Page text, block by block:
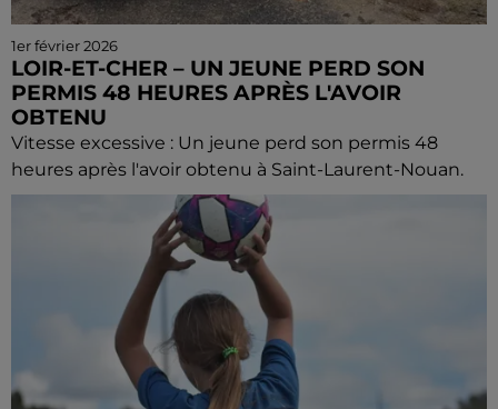
1er février 2026
LOIR-ET-CHER – UN JEUNE PERD SON
PERMIS 48 HEURES APRÈS L'AVOIR
OBTENU
Vitesse excessive : Un jeune perd son permis 48
heures après l'avoir obtenu à Saint-Laurent-Nouan.